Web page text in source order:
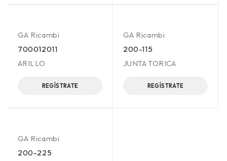
GA Ricambi
700012011
ARILLO
REGÍSTRATE
GA Ricambi
200-115
JUNTA TORICA
REGÍSTRATE
GA Ricambi
200-225